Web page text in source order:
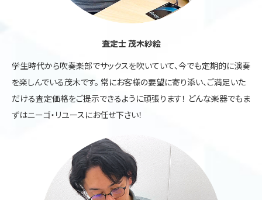
査定士 茂木紗絵
学生時代から吹奏楽部でサックスを吹いていて、今でも定期的に演奏
を楽しんでいる茂木です。 常にお客様の要望に寄り添い、ご満足いた
だける査定価格をご提示できるように頑張ります！ どんな楽器でもま
ずはニーゴ・リユースにお任せ下さい！